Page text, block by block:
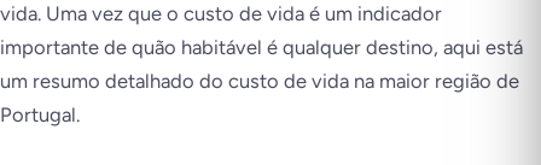
vida. Uma vez que o custo de vida é um indicador
importante de quão habitável é qualquer destino, aqui está
um resumo detalhado do custo de vida na maior região de
Portugal.